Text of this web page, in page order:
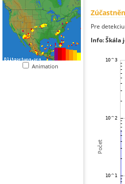
Animation
Pre
Info: Škála